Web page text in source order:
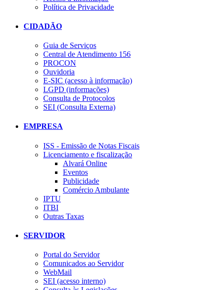
Política de Privacidade
CIDADÃO
Guia de Serviços
Central de Atendimento 156
PROCON
Ouvidoria
E-SIC (acesso à informação)
LGPD (informações)
Consulta de Protocolos
SEI (Consulta Externa)
EMPRESA
ISS - Emissão de Notas Fiscais
Licenciamento e fiscalização
Alvará Online
Eventos
Publicidade
Comércio Ambulante
IPTU
ITBI
Outras Taxas
SERVIDOR
Portal do Servidor
Comunicados ao Servidor
WebMail
SEI (acesso interno)